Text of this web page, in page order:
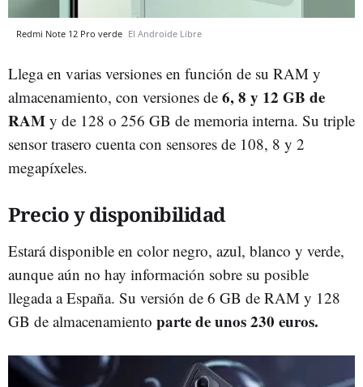
Redmi Note 12 Pro verde El Androide Libre
Llega en varias versiones en función de su RAM y
almacenamiento, con versiones de 6, 8 y 12 GB de
RAM y de 128 o 256 GB de memoria interna. Su triple
sensor trasero cuenta con sensores de 108, 8 y 2
megapíxeles.
Precio y disponibilidad
Estará disponible en color negro, azul, blanco y verde,
aunque aún no hay información sobre su posible
llegada a España. Su versión de 6 GB de RAM y 128
GB de almacenamiento parte de unos 230 euros.